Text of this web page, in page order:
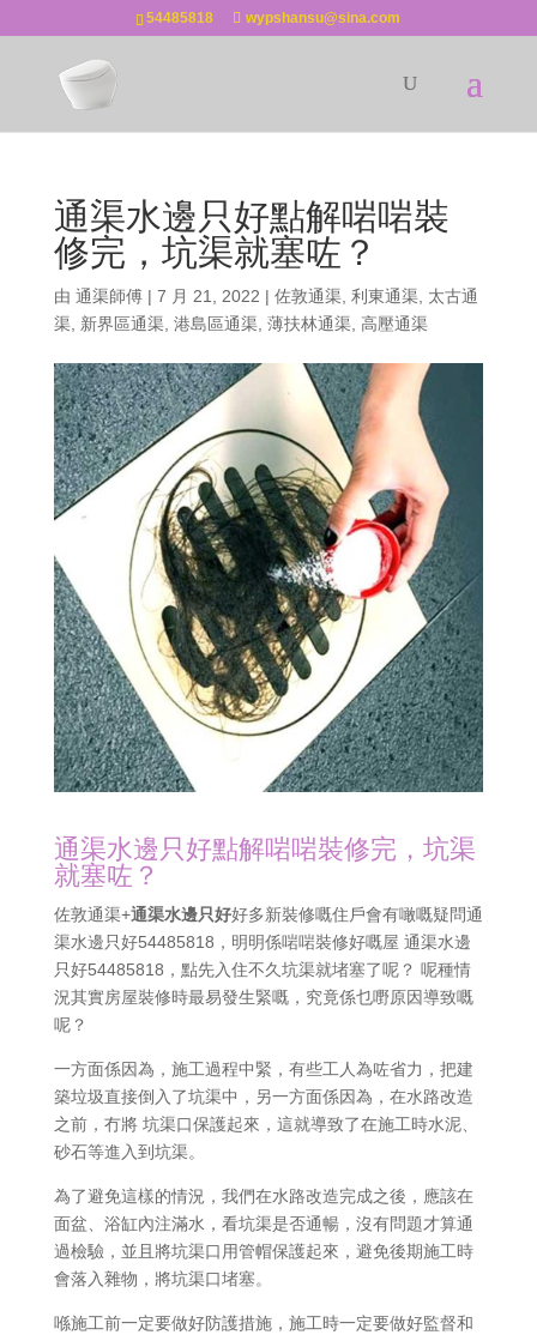
54485818 wypshansu@sina.com
通渠水邊只好點解啱啱裝
修完，坑渠就塞咗？
由 通渠師傅| 7 月 21, 2022 | 佐敦通渠, 利東通渠, 太古通
渠, 新界區通渠, 港島區通渠, 薄扶林通渠, 高壓通渠
通渠水邊只好點解啱啱裝修完，坑渠
就塞咗？
佐敦通渠+通渠水邊只好好多新裝修嘅住戶會有噉嘅疑問通
渠水邊只好54485818，明明係啱啱裝修好嘅屋 通渠水邊
只好54485818，點先入住不久坑渠就堵塞了呢？ 呢種情
況其實房屋裝修時最易發生緊嘅，究竟係乜嘢原因導致嘅
呢？
一方面係因為，施工過程中緊，有些工人為咗省力，把建
築垃圾直接倒入了坑渠中，另一方面係因為，在水路改造
之前，冇將 坑渠口保護起來，這就導致了在施工時水泥、
砂石等進入到坑渠。
為了避免這樣的情況，我們在水路改造完成之後，應該在
面盆、浴缸內注滿水，看坑渠是否通暢，沒有問題才算通
過檢驗，並且將坑渠口用管帽保護起來，避免後期施工時
會落入雜物，將坑渠口堵塞。
喺施工前一定要做好防護措施，施工時一定要做好監督和